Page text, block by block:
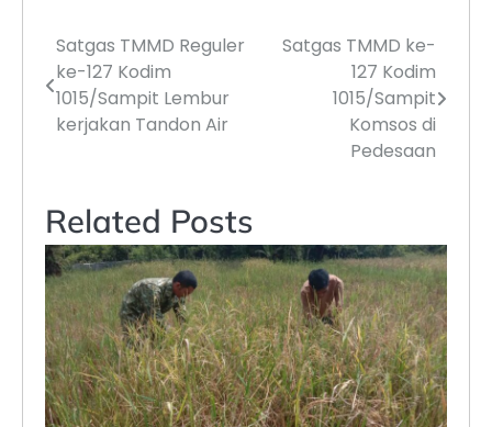
Navigasi
pos
Satgas TMMD Reguler
ke-127 Kodim
1015/Sampit Lembur
kerjakan Tandon Air
Satgas TMMD ke-
127 Kodim
1015/Sampit
Komsos di
Pedesaan
Related Posts